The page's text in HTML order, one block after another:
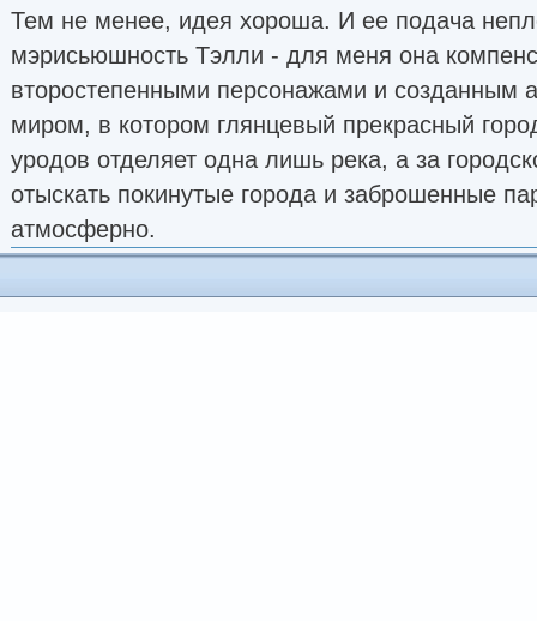
Тем не менее, идея хороша. И ее подача
мэрисьюшность Тэлли - для меня она
второстепенными персонажами и созданным
миром, в котором глянцевый прекрасный
уродов отделяет одна лишь река, а за
отыскать покинутые города и заброшенные
атмосферно.